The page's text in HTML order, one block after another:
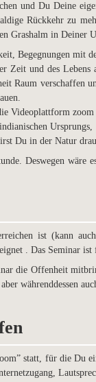
und Du Deine
Rückkehr zu
Grashalm in Deiner
Begegnungen mit
Zeit und des
Raum
Videoplattform
Du in der Natur
Deswegen
ist (kann
. Das Seminar
die Offenheit
währenddessen
statt, für die Du